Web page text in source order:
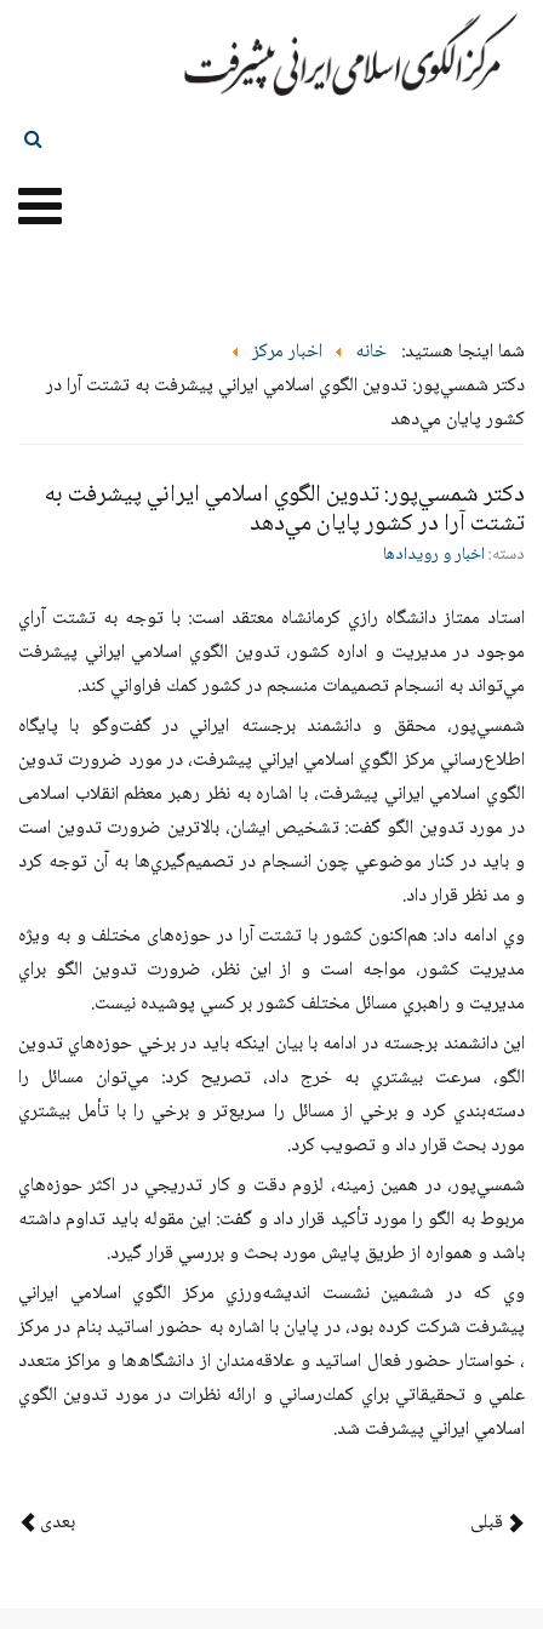
شما اینجا هستید: خانه
اخبار مرکز
دكتر شمسي‌پور: تدوين الگوي اسلامي ايراني پيشرفت به تشتت آرا در
كشور پايان مي‌دهد
دكتر شمسي‌پور: تدوين الگوي اسلامي ايراني پيشرفت به
تشتت آرا در كشور پايان مي‌دهد
دسته:اخبار و رویدادها
استاد ممتاز دانشگاه رازي كرمانشاه معتقد است: با توجه به تشتت آراي
موجود در مديريت و اداره كشور، تدوين الگوي اسلامي ايراني پيشرفت
مي‌تواند به انسجام تصميمات منسجم در کشور كمك فراواني كند.
شمسي‌پور، محقق و دانشمند برجسته ايراني در گفت‌وگو با پايگاه
اطلاع‌رساني مركز الگوي اسلامي ايراني پيشرفت، در مورد ضرورت تدوين
الگوي اسلامي ايراني پيشرفت، با اشاره به نظر رهبر معظم انقلاب اسلامی
در مورد تدوين الگو گفت: تشخيص ايشان، بالاترين ضرورت تدوين است
و بايد در كنار موضوعي چون انسجام در تصميم‌گيري‌ها به آن توجه كرد
و مد نظر قرار داد.
وي ادامه داد: هم‌اكنون كشور با تشتت آرا در حوزه‌های مختلف و به ويژه
مديريت كشور، مواجه است و از اين نظر، ضرورت تدوين الگو براي
مديريت و راهبري مسائل مختلف كشور بر كسي پوشيده نيست.
اين دانشمند برجسته در ادامه با بيان اينكه بايد در برخي حوزه‌هاي تدوين
الگو، سرعت بيشتري به خرج داد، تصريح كرد: مي‌توان مسائل را
دسته‌بندي كرد و برخي از مسائل را سريع‌تر و برخي را با تأمل بيشتري
مورد بحث قرار داد و تصويب كرد.
شمسي‌پور، در همين زمينه، لزوم دقت و كار تدريجي در اكثر حوزه‌هاي
مربوط به الگو را مورد تأكيد قرار داد و گفت: اين مقوله بايد تداوم داشته
باشد و همواره از طريق پايش مورد بحث و بررسي قرار گيرد.
وي که در ششمين نشست انديشه‌ورزي مركز الگوي اسلامي ايراني
پيشرفت شرکت کرده بود، در پايان با اشاره به حضور اساتید بنام در مرکز
، خواستار حضور فعال اساتيد و علاقه‌مندان از دانشگا‌ه‌ها و مراكز متعدد
علمي و تحقيقاتي براي كمك‌رساني و ارائه نظرات در مورد تدوين الگوي
اسلامي ايراني پيشرفت شد.
قبلی بعدی